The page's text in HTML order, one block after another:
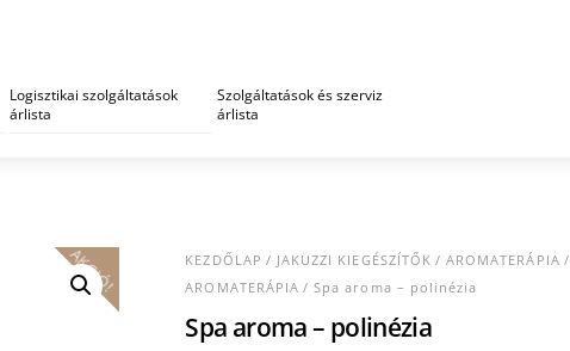
Logisztikai szolgáltatások
árlista
Szolgáltatások és szerviz
árlista
AKCIÓ! KEZDŐLAP / JAKUZZI KIEGÉSZÍTŐK/AROMATERÁPIA/
AROMATERÁPIA / Spa aroma – polinézia
Spa aroma – polinézia